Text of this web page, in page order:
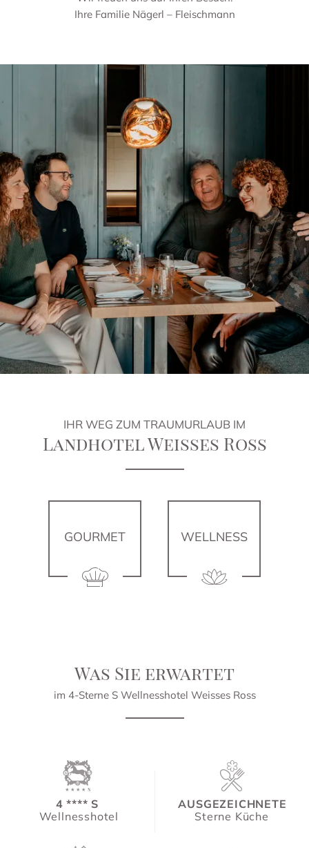
Ihre Familie Nägerl – Fleischmann
IHR WEG ZUM TRAUMURLAUB IM
Landhotel Weisses Ross
GOURMET WELLNESS
Was Sie erwartet
im 4-Sterne S Wellnesshotel Weisses Ross
4 **** S
Wellnesshotel
AUSGEZEICHNETE
Sterne Küche